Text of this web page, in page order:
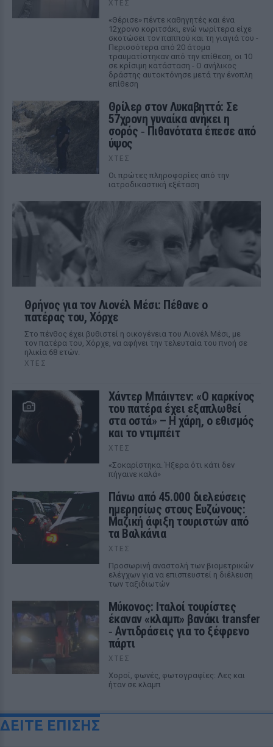
ΧΤΕΣ
«Θέρισε» πέντε καθηγητές και ένα
12χρονο κοριτσάκι, ενώ νωρίτερα είχε
σκοτώσει τον παππού και τη γιαγιά του -
Περισσότερα από 20 άτομα
τραυματίστηκαν από την επίθεση, οι 10
σε κρίσιμη κατάσταση - Ο ανήλικος
δράστης αυτοκτόνησε μετά την ένοπλη
επίθεση
Θρίλερ στον Λυκαβηττό: Σε
57χρονη γυναίκα ανήκει η
σορός ‑ Πιθανότατα έπεσε από
ύψος
ΧΤΕΣ
Οι πρώτες πληροφορίες από την
ιατροδικαστική εξέταση
Θρήνος για τον Λιονέλ Μέσι: Πέθανε ο
πατέρας του, Χόρχε
Στο πένθος έχει βυθιστεί η οικογένεια του Λιονέλ Μέσι, με
τον πατέρα του, Χόρχε, να αφήνει την τελευταία του πνοή σε
ηλικία 68 ετών.
ΧΤΕΣ
Χάντερ Μπάιντεν: «Ο καρκίνος
του πατέρα έχει εξαπλωθεί
στα οστά» – Η χάρη, ο εθισμός
και το ντιμπέιτ
ΧΤΕΣ
«Σοκαρίστηκα. Ήξερα ότι κάτι δεν
πήγαινε καλά»
Πάνω από 45.000 διελεύσεις
ημερησίως στους Ευζώνους:
Μαζική άφιξη τουριστών από
τα Βαλκάνια
ΧΤΕΣ
Προσωρινή αναστολή των βιομετρικών
ελέγχων για να επισπευστεί η διέλευση
των ταξιδιωτών
Μύκονος: Ιταλοί τουρίστες
έκαναν «κλαμπ» βανάκι transfer
‑ Αντιδράσεις για το ξέφρενο
πάρτι
ΧΤΕΣ
Χοροί, φωνές, φωτογραφίες: Λες και
ήταν σε κλαμπ
ΔΕΙΤΕ ΕΠΙΣΗΣ